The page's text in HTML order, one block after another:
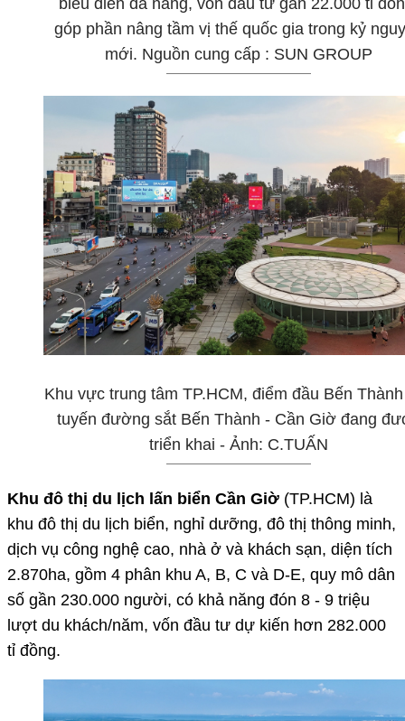
góp phần nâng tầm vị thế quốc gia trong kỷ
mới. Nguồn cung cấp : SUN GROUP
Khu vực trung tâm TP.HCM, điểm đầu Bến
tuyến đường sắt Bến Thành - Cần Giờ đang
triển khai - Ảnh: C.TUẤN
Khu đô thị du lịch lấn biển Cần Giờ (TP.HCM) là
khu đô thị du lịch biển, nghỉ dưỡng, đô thị thông minh,
dịch vụ công nghệ cao, nhà ở và khách sạn, diện tích
2.870ha, gồm 4 phân khu A, B, C và D-E, quy mô dân
số gần 230.000 người, có khả năng đón 8 - 9 triệu
lượt du khách/năm, vốn đầu tư dự kiến hơn 282.000
tỉ đồng.